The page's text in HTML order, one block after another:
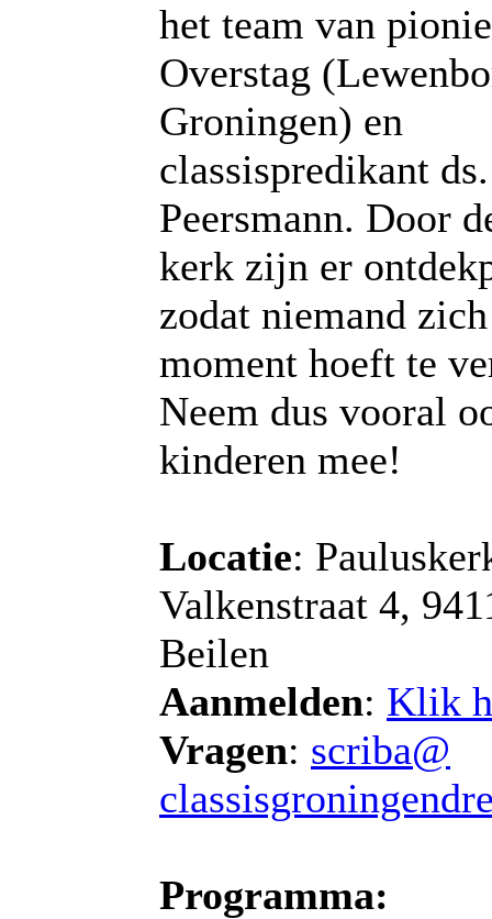
het team van
Overstag
Groningen) en
classispredikant
Peersmann. Door
kerk zijn er
zodat niemand
moment hoeft te
Neem dus vooral
kinderen mee!
Locatie:
Valkenstraat 4,
Beilen
Aanmelden: Klik
Vragen: scriba@
Programma: